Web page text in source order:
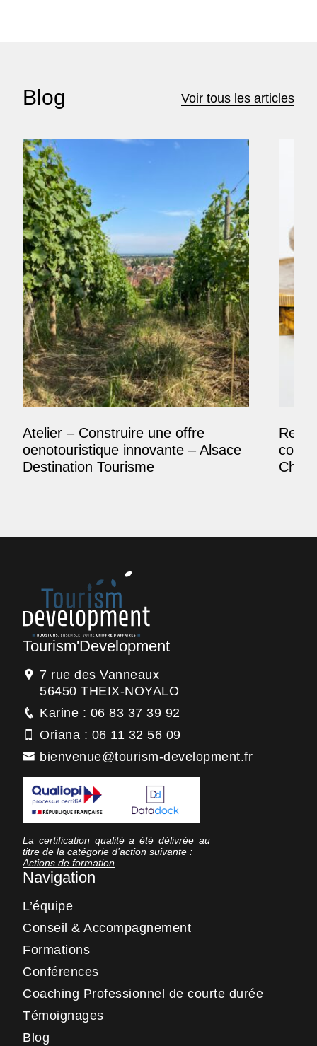
Blog Voir tous les articles
Atelier – Construire une offre
oenotouristique innovante – Alsace
Destination Tourisme
Tourism'Development
7 rue des Vanneaux
56450 THEIX-NOYALO
Karine : 06 83 37 39 92
Oriana : 06 11 32 56 09
bienvenue@tourism-development.fr
La certification qualité a été délivrée au
titre de la catégorie d’action suivante :
Actions de formation
Navigation
L’équipe
Conseil & Accompagnement
Formations
Conférences
Coaching Professionnel de courte durée
Témoignages
Blog